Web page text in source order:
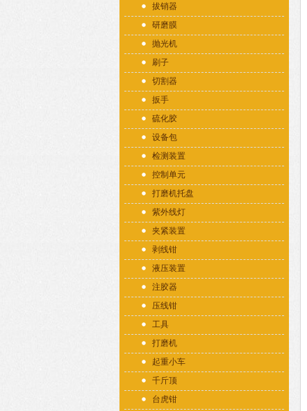
拔销器
研磨膜
抛光机
刷子
切割器
扳手
硫化胶
设备包
检测装置
控制单元
打磨机托盘
紫外线灯
夹紧装置
剥线钳
液压装置
注胶器
压线钳
工具
打磨机
起重小车
千斤顶
台虎钳